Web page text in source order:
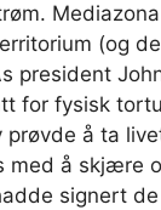
(og
president
for fysisk
å ta
med å skjære
signert